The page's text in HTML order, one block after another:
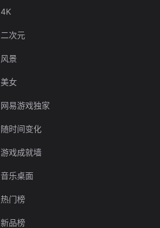
4K
二次元
风景
美女
网易游戏独家
随时间变化
游戏成就墙
音乐桌面
热门榜
新品榜